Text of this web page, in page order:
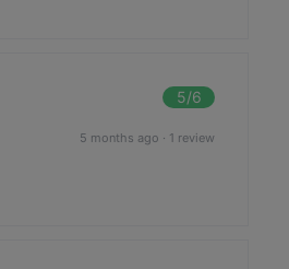
5/6
5 months ago · 1 review